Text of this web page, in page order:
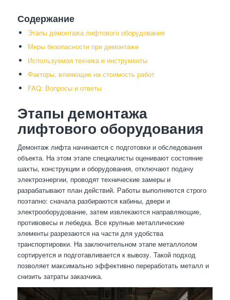
Содержание
Этапы демонтажа лифтового оборудования
Меры безопасности при демонтаже
Используемая техника и инструменты
Факторы, влияющие на стоимость работ
FAQ: Вопросы и ответы
Этапы демонтажа
лифтового оборудования
Демонтаж лифта начинается с подготовки и обследования
объекта. На этом этапе специалисты оценивают состояние
шахты, конструкции и оборудования, отключают подачу
электроэнергии, проводят технические замеры и
разрабатывают план действий. Работы выполняются строго
поэтапно: сначала разбираются кабины, двери и
электрооборудование, затем извлекаются направляющие,
противовесы и лебедка. Все крупные металлические
элементы разрезаются на части для удобства
транспортировки. На заключительном этапе металлолом
сортируется и подготавливается к вывозу. Такой подход
позволяет максимально эффективно переработать металл и
снизить затраты заказчика.